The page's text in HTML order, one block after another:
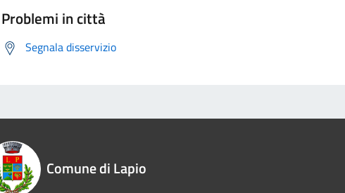
Problemi in città
Segnala disservizio
Comune di Lapio